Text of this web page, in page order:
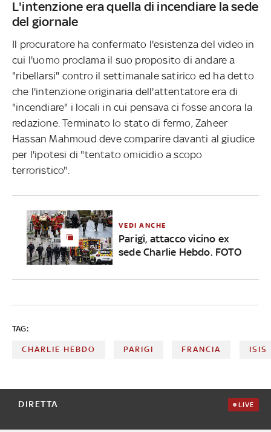
L'intenzione era quella di incendiare la sede
del giornale
Il procuratore ha confermato l'esistenza del video in
cui l'uomo proclama il suo proposito di andare a
"ribellarsi" contro il settimanale satirico ed ha detto
che l'intenzione originaria dell'attentatore era di
"incendiare" i locali in cui pensava ci fosse ancora la
redazione. Terminato lo stato di fermo, Zaheer
Hassan Mahmoud deve comparire davanti al giudice
per l'ipotesi di "tentato omicidio a scopo
terroristico".
VEDI ANCHE
Parigi, attacco vicino ex
sede Charlie Hebdo. FOTO
TAG:
CHARLIE HEBDO PARIGI FRANCIA ISIS
DIRETTA LIVE